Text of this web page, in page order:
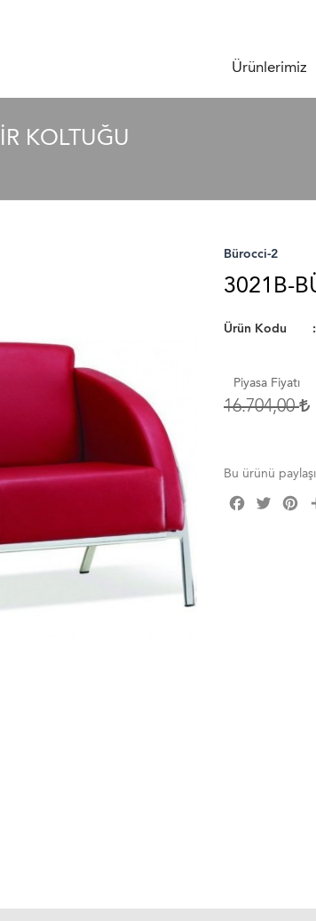
Ürünlerimiz
KOLTUĞU
Bürocci-2
3021B-
Ürün Kodu
Piyasa Fiyatı
16.704,00
Bu ürünü
FacebookTwitter